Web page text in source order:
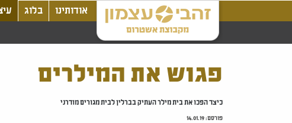
אודותינו בלוג
פגוש את המילרים
כיצד הפכו את בית מילר העתיק בברלין לבית מגורים מודרני
פורסם:14.01.19